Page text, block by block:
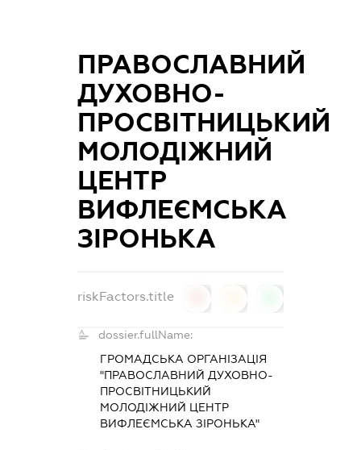
ПРАВОСЛАВНИЙ
ДУХОВНО-
ПРОСВІТНИЦЬКИЙ
МОЛОДІЖНИЙ
ЦЕНТР
ВИФЛЕЄМСЬКА
ЗІРОНЬКА
riskFactors.title
dossier.fullName:
ГРОМАДСЬКА ОРГАНІЗАЦІЯ
"ПРАВОСЛАВНИЙ ДУХОВНО-
ПРОСВІТНИЦЬКИЙ
МОЛОДІЖНИЙ ЦЕНТР
ВИФЛЕЄМСЬКА ЗІРОНЬКА"